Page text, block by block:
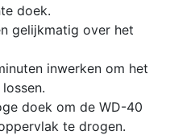
doek.
gelijkmatig over het
inwerken om het
doek om de WD-40
te drogen.